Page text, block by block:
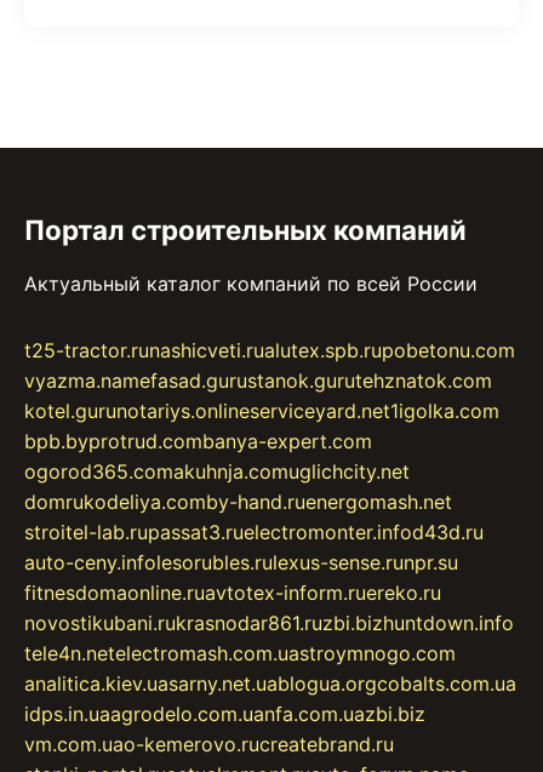
Портал строительных компаний
Актуальный каталог компаний по всей России
t25-tractor.runashicveti.rualutex.spb.rupobetonu.com
vyazma.namefasad.gurustanok.gurutehznatok.com
kotel.gurunotariys.onlineserviceyard.net1igolka.com
bpb.byprotrud.combanya-expert.com
ogorod365.comakuhnja.comuglichcity.net
domrukodeliya.comby-hand.ruenergomash.net
stroitel-lab.rupassat3.ruelectromonter.infod43d.ru
auto-ceny.infolesorubles.rulexus-sense.runpr.su
fitnesdomaonline.ruavtotex-inform.ruereko.ru
novostikubani.rukrasnodar861.ruzbi.bizhuntdown.info
tele4n.netelectromash.com.uastroymnogo.com
analitica.kiev.uasarny.net.uablogua.orgcobalts.com.ua
idps.in.uaagrodelo.com.uanfa.com.uazbi.biz
vm.com.uao-kemerovo.rucreatebrand.ru